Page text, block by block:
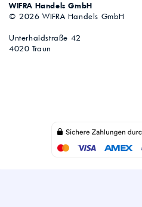
WIFRA Handels GmbH
© 2026 WIFRA Handels GmbH
Unterhaidstraße 42
4020 Traun